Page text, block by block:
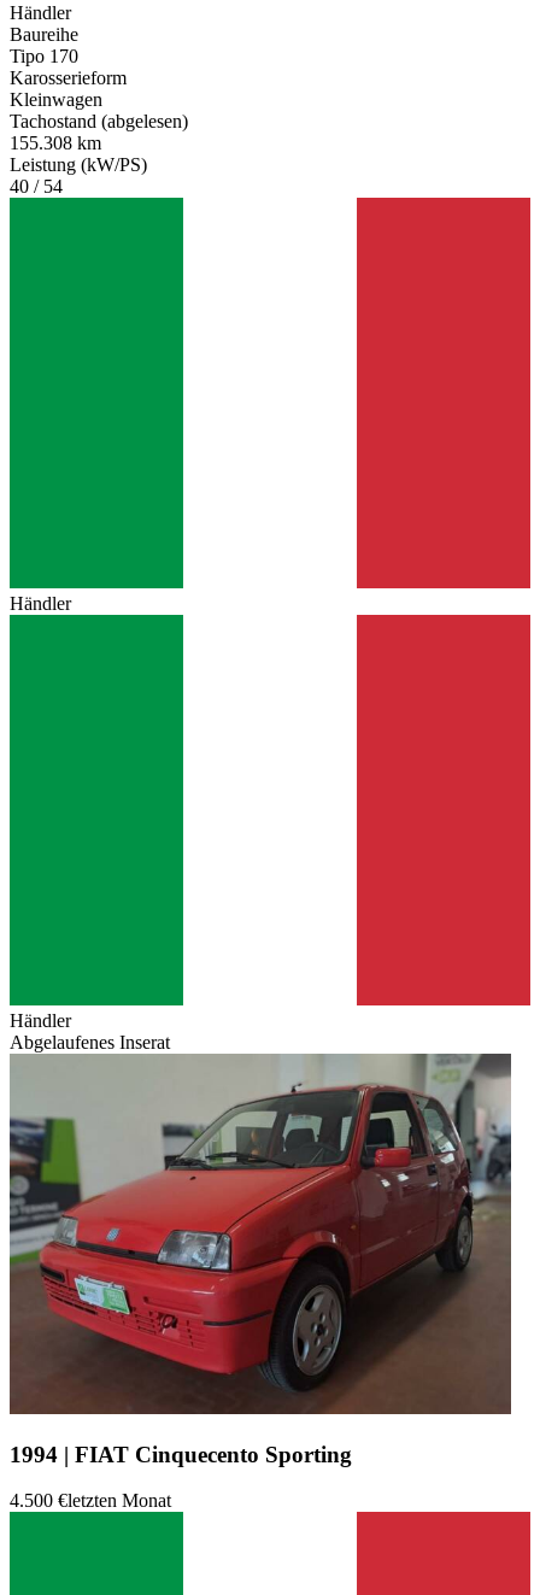
Händler
Baureihe
Tipo 170
Karosserieform
Kleinwagen
Tachostand (abgelesen)
155.308 km
Leistung (kW/PS)
40 / 54
Händler
Händler
Abgelaufenes Inserat
1994 | FIAT Cinquecento Sporting
4.500 €letzten Monat